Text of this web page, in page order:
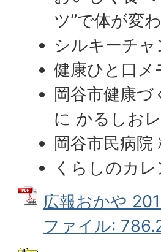
ツ”で体が変
シルキーチ
健康ひと口メ
岡谷市健康
に かるしお
岡谷市民病院
くらしのカ
広報おかや
ファイル: